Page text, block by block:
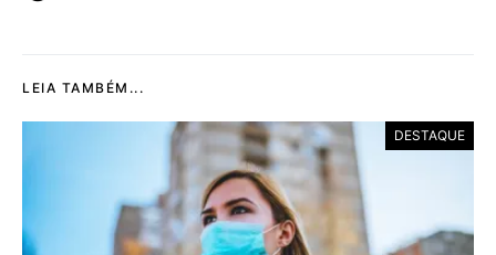
LEIA TAMBÉM...
DESTAQUE